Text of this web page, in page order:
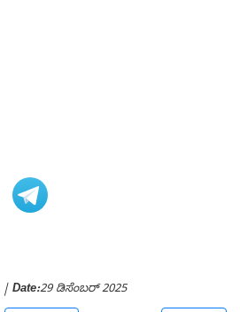
| Date:29 ಡಿಸೆಂಬರ್ 2025